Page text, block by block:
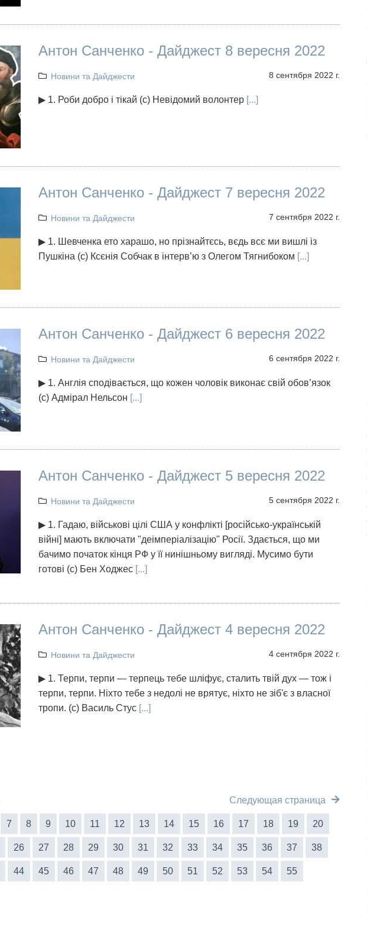
Антон Санченко - Дайджест 8 вересня 2022
Новини та Дайджести 8 сентября 2022 г.
▶ 1. Роби добро і тікай (с) Невідомий волонтер[...]
Антон Санченко - Дайджест 7 вересня 2022
Новини та Дайджести 7 сентября 2022 г.
▶ 1. Шевченка ето харашо, но прізнайтєсь, вєдь всє ми вишлі із
Пушкіна (с) Ксєнія Собчак в інтерв’ю з Олегом Тягнибоком [...]
Антон Санченко - Дайджест 6 вересня 2022
Новини та Дайджести 6 сентября 2022 г.
▶ 1. Англія сподівається, що кожен чоловік виконає свій обов’язок
(с) Адмірал Нельсон [...]
Антон Санченко - Дайджест 5 вересня 2022
Новини та Дайджести 5 сентября 2022 г.
▶ 1. Гадаю, військові цілі США у конфлікті [російсько-українській
війні] мають включати "деімперіалізацію" Росії. Здається, що ми
бачимо початок кінця РФ у її нинішньому вигляді. Мусимо бути
готові (с) Бен Ходжес[...]
Антон Санченко - Дайджест 4 вересня 2022
Новини та Дайджести 4 сентября 2022 г.
▶ 1. Терпи, терпи — терпець тебе шліфує, сталить твій дух — тож і
терпи, терпи. Ніхто тебе з недолі не врятує, ніхто не зіб'є з власної
тропи. (с) Василь Стус[...]
Следующая страница
7 8 9 10 11 12 13 14 15 16 17 18 19 20
26 27 28 29 30 31 32 33 34 35 36 37 38
44 45 46 47 48 49 50 51 52 53 54 55